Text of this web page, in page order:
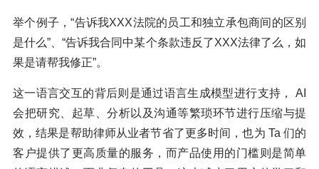
举个例子，“告诉我XXX法院的员工和独立承包商间的区别
是什么”、“告诉我合同中某个条款违反了XXX法律了么，如
果是请帮我修正”。
这一语言交互的背后则是通过语言生成模型进行支持， AI
会把研究、起草、分析以及沟通等繁琐环节进行压缩与提
效，结果是帮助律师从业者节省了更多时间，也为 Ta 们的
客户提供了更高质量的服务，而产品使用的门槛则是简单